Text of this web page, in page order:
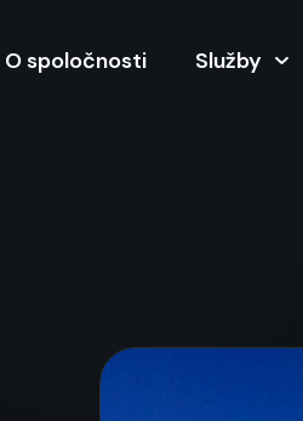
O spoločnosti Služby